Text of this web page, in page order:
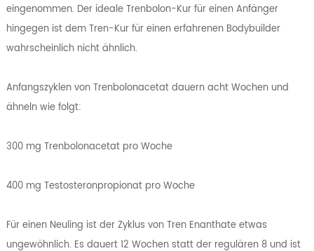
eingenommen. Der ideale Trenbolon-Kur für einen Anfänger
hingegen ist dem Tren-Kur für einen erfahrenen Bodybuilder
wahrscheinlich nicht ähnlich.
Anfangszyklen von Trenbolonacetat dauern acht Wochen und
ähneln wie folgt:
300 mg Trenbolonacetat pro Woche
400 mg Testosteronpropionat pro Woche
Für einen Neuling ist der Zyklus von Tren Enanthate etwas
ungewöhnlich. Es dauert 12 Wochen statt der regulären 8 und ist